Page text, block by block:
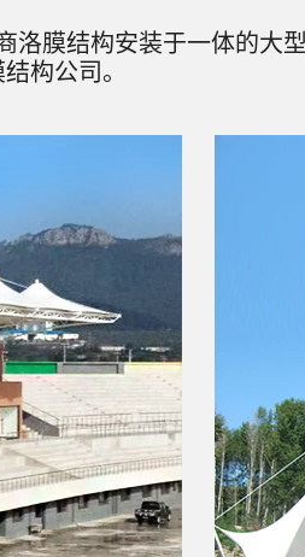
洛膜结构安装于一体的大
构公司。